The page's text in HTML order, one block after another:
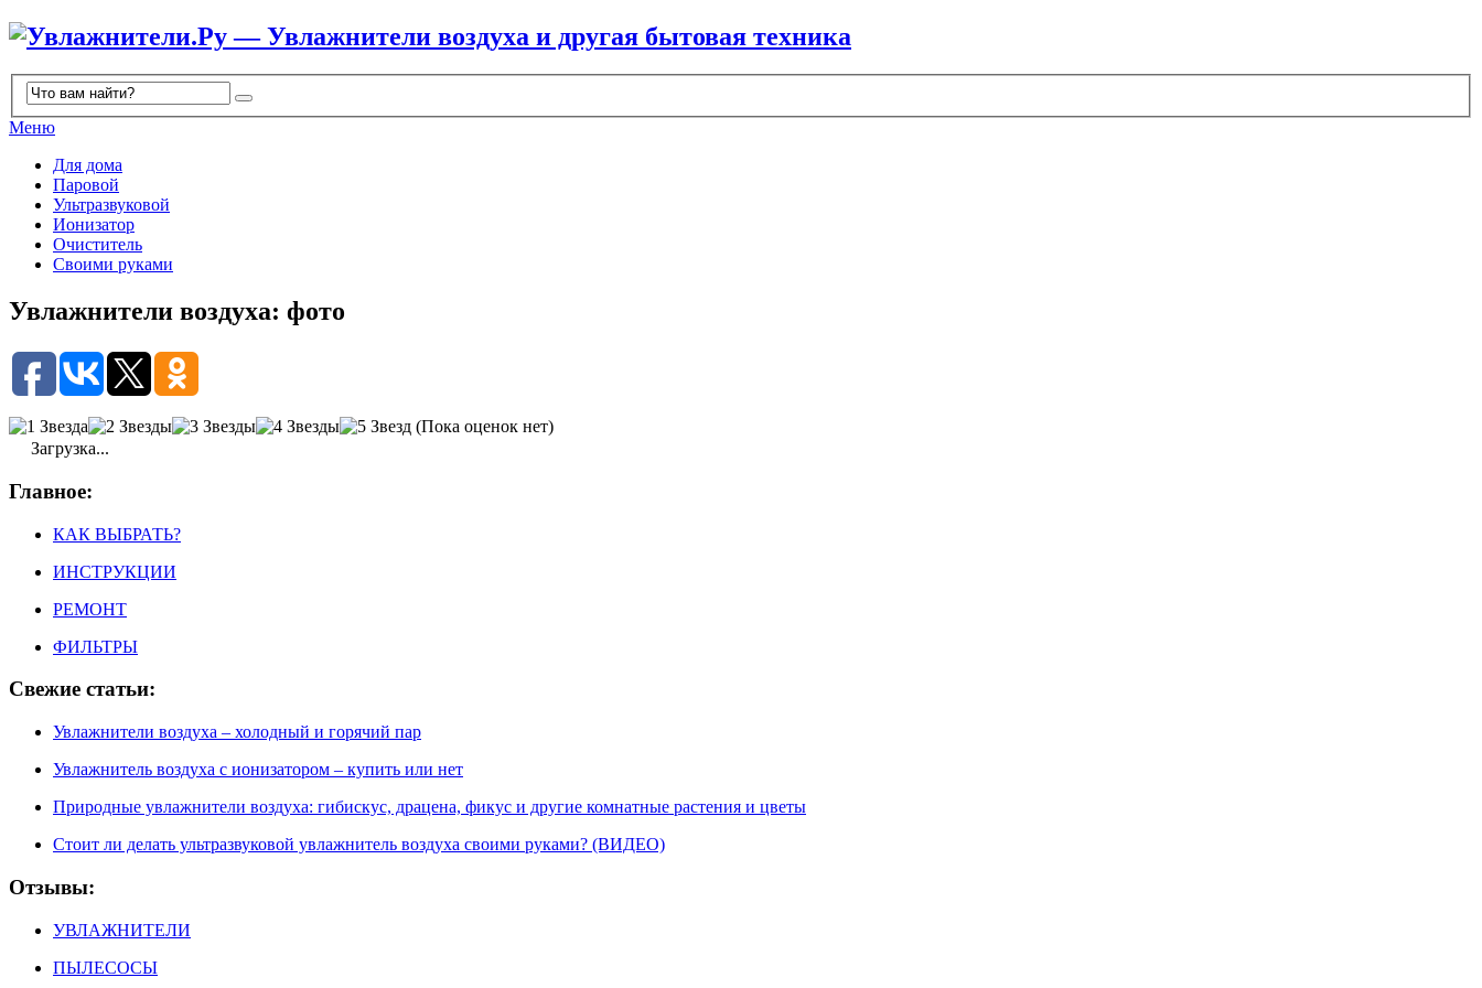
Меню
Для дома
Паровой
Ультразвуковой
Ионизатор
Очиститель
Своими руками
Увлажнители воздуха: фото
(Пока оценок нет)
Загрузка...
Главное:
КАК ВЫБРАТЬ?
ИНСТРУКЦИИ
РЕМОНТ
ФИЛЬТРЫ
Свежие статьи:
Увлажнители воздуха – холодный и горячий пар
Увлажнитель воздуха с ионизатором – купить или нет
Природные увлажнители воздуха: гибискус, драцена, фикус и другие комнатные растения и цветы
Стоит ли делать ультразвуковой увлажнитель воздуха своими руками? (ВИДЕО)
Отзывы:
УВЛАЖНИТЕЛИ
ПЫЛЕСОСЫ